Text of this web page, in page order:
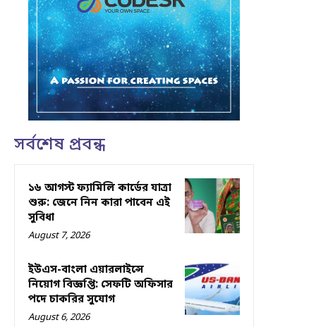
সর্বশেষ প্রবন্ধ
১৬ আগস্ট ফ্যামিলি কার্ডের যাত্রা
শুরু: জেনে নিন কারা পাবেন এই
সুবিধা
August 7, 2026
ইউএস-বাংলা এয়ারলাইন্সে
নিয়োগ বিজ্ঞপ্তি: সেফটি অফিসার
পদে চাকরির সুযোগ
August 6, 2026